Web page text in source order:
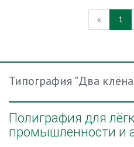
« 1
Типография "Два
Полиграфия для
промышленности и